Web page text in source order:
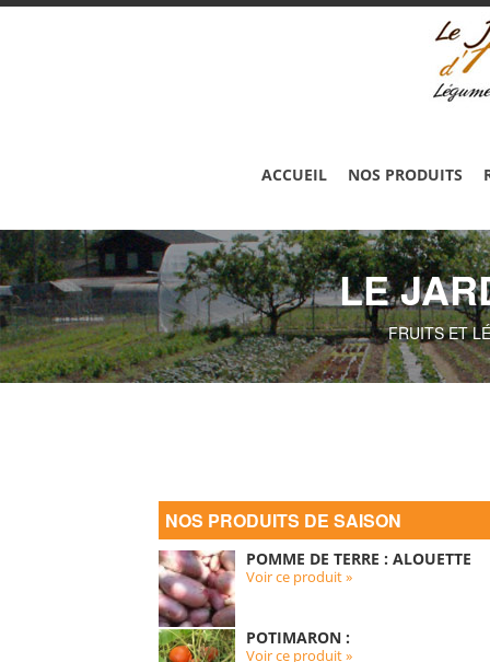
ACCUEIL NOS PRODUITS
LE
FRUITS ET
NOS PRODUITS DE SAISON
POMME DE TERRE : ALOUETTE
Voir ce produit »
POTIMARON :
Voir ce produit »